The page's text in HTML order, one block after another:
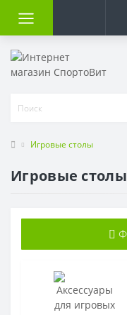
Игровые столы
Игровые столы